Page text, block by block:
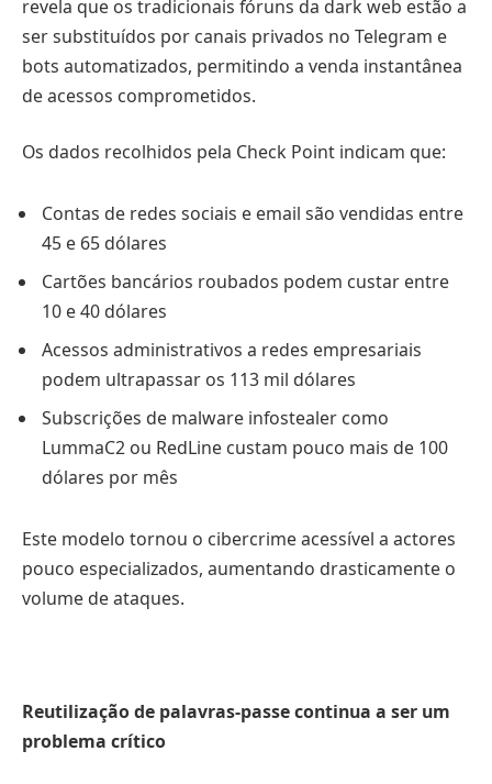
revela que os tradicionais fóruns da dark web estão a
ser substituídos por canais privados no Telegram e
bots automatizados, permitindo a venda instantânea
de acessos comprometidos.
Os dados recolhidos pela Check Point indicam que:
Contas de redes sociais e email são vendidas entre
45 e 65 dólares
Cartões bancários roubados podem custar entre
10 e 40 dólares
Acessos administrativos a redes empresariais
podem ultrapassar os 113 mil dólares
Subscrições de malware infostealer como
LummaC2 ou RedLine custam pouco mais de 100
dólares por mês
Este modelo tornou o cibercrime acessível a actores
pouco especializados, aumentando drasticamente o
volume de ataques.
Reutilização de palavras-passe continua a ser um
problema crítico